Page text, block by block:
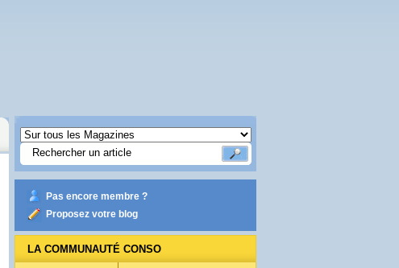
Pas encore membre ?
Proposez votre blog
LA COMMUNAUTÉ CONSO